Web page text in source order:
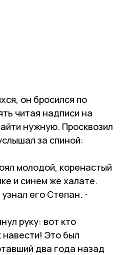
он бросился по
читая надписи на
нужную. Просквозил
за спиной:
молодой, коренастый
и синем же халате.
его Степан. -
руку: вот кто
Это был
два года назад